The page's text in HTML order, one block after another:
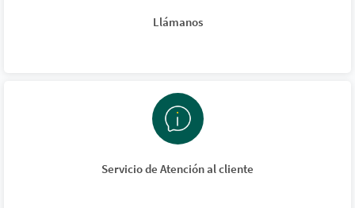
Llámanos
Servicio de Atención al cliente